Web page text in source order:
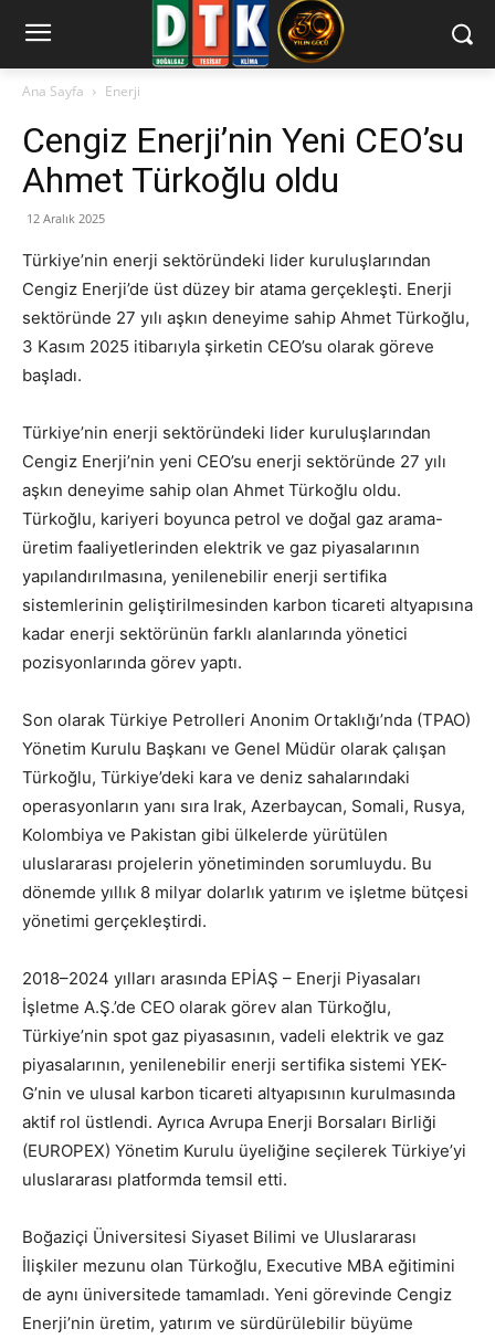
Ana Sayfa Enerji
Cengiz Enerji’nin Yeni CEO’su
Ahmet Türkoğlu oldu
12 Aralık 2025
Türkiye’nin enerji sektöründeki lider kuruluşlarından
Cengiz Enerji’de üst düzey bir atama gerçekleşti. Enerji
sektöründe 27 yılı aşkın deneyime sahip Ahmet Türkoğlu,
3 Kasım 2025 itibarıyla şirketin CEO’su olarak göreve
başladı.
Türkiye’nin enerji sektöründeki lider kuruluşlarından
Cengiz Enerji’nin yeni CEO’su enerji sektöründe 27 yılı
aşkın deneyime sahip olan Ahmet Türkoğlu oldu.
Türkoğlu, kariyeri boyunca petrol ve doğal gaz arama-
üretim faaliyetlerinden elektrik ve gaz piyasalarının
yapılandırılmasına, yenilenebilir enerji sertifika
sistemlerinin geliştirilmesinden karbon ticareti altyapısına
kadar enerji sektörünün farklı alanlarında yönetici
pozisyonlarında görev yaptı.
Son olarak Türkiye Petrolleri Anonim Ortaklığı’nda (TPAO)
Yönetim Kurulu Başkanı ve Genel Müdür olarak çalışan
Türkoğlu, Türkiye’deki kara ve deniz sahalarındaki
operasyonların yanı sıra Irak, Azerbaycan, Somali, Rusya,
Kolombiya ve Pakistan gibi ülkelerde yürütülen
uluslararası projelerin yönetiminden sorumluydu. Bu
dönemde yıllık 8 milyar dolarlık yatırım ve işletme bütçesi
yönetimi gerçekleştirdi.
2018–2024 yılları arasında EPİAŞ – Enerji Piyasaları
İşletme A.Ş.’de CEO olarak görev alan Türkoğlu,
Türkiye’nin spot gaz piyasasının, vadeli elektrik ve gaz
piyasalarının, yenilenebilir enerji sertifika sistemi YEK-
G’nin ve ulusal karbon ticareti altyapısının kurulmasında
aktif rol üstlendi. Ayrıca Avrupa Enerji Borsaları Birliği
(EUROPEX) Yönetim Kurulu üyeliğine seçilerek Türkiye’yi
uluslararası platformda temsil etti.
Boğaziçi Üniversitesi Siyaset Bilimi ve Uluslararası
İlişkiler mezunu olan Türkoğlu, Executive MBA eğitimini
de aynı üniversitede tamamladı. Yeni görevinde Cengiz
Enerji’nin üretim, yatırım ve sürdürülebilir büyüme